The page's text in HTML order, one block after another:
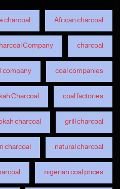
African charcoal
charcoal
charcoal
Company
coal companies
company
coal factories
Charcoal
grill charcoal
charcoal
natural charcoal
charcoal
nigerian coal prices